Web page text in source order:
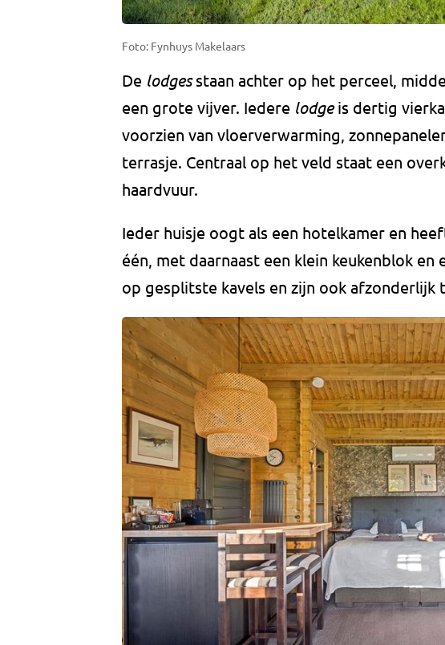
Foto: Fynhuys Makelaars
De lodgesstaan achter op het perceel,
een grote vijver. Iedere lodgeis dertig
voorzien van vloerverwarming,
terrasje. Centraal op het veld staat een
haardvuur.
Ieder huisje oogt als een hotelkamer en
één, met daarnaast een klein keukenblok en
op gesplitste kavels en zijn ook afzonderlijk